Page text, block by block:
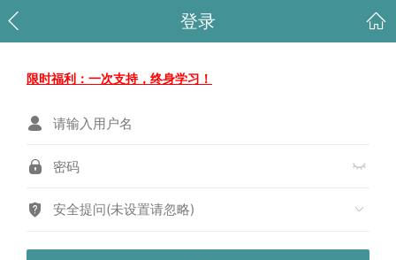
登录
限时福利：一次支持，终身学习！
安全提问(未设置请忽略)